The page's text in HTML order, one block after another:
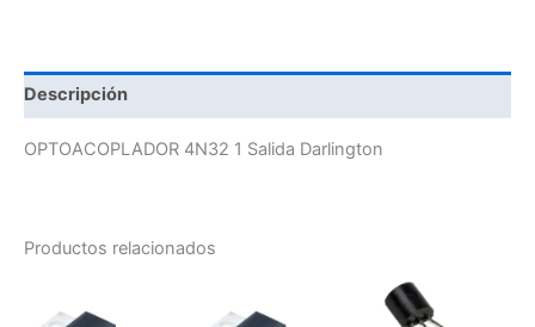
Descripción
OPTOACOPLADOR 4N32 1 Salida Darlington
Productos relacionados